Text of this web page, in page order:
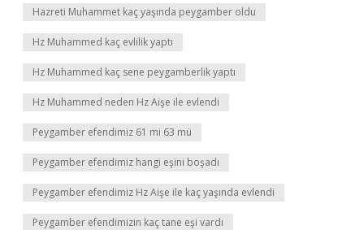
Hazreti Muhammet kaç yaşında peygamber oldu
Hz Muhammed kaç evlilik yaptı
Hz Muhammed kaç sene peygamberlik yaptı
Hz Muhammed neden Hz Aişe ile evlendi
Peygamber efendimiz 61 mi 63 mü
Peygamber efendimiz hangi eşini boşadı
Peygamber efendimiz Hz Aişe ile kaç yaşında evlendi
Peygamber efendimizin kaç tane eşi vardı